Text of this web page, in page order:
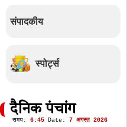
संपादकीय
स्पोर्ट्स
दैनिक पंचांग